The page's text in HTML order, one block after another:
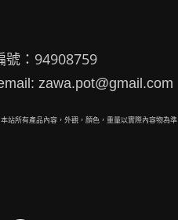
號：94908759
zawa.pot@gmail.com
本站所有產品內容，外觀，顏色，重量以實際內容物為準